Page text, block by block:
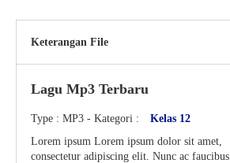
Keterangan File
Lagu Mp3 Terbaru
Type : MP3 - Kategori :
Kelas 12
Lorem ipsum Lorem ipsum dolor sit amet,
consectetur adipiscing elit. Nunc ac faucibus